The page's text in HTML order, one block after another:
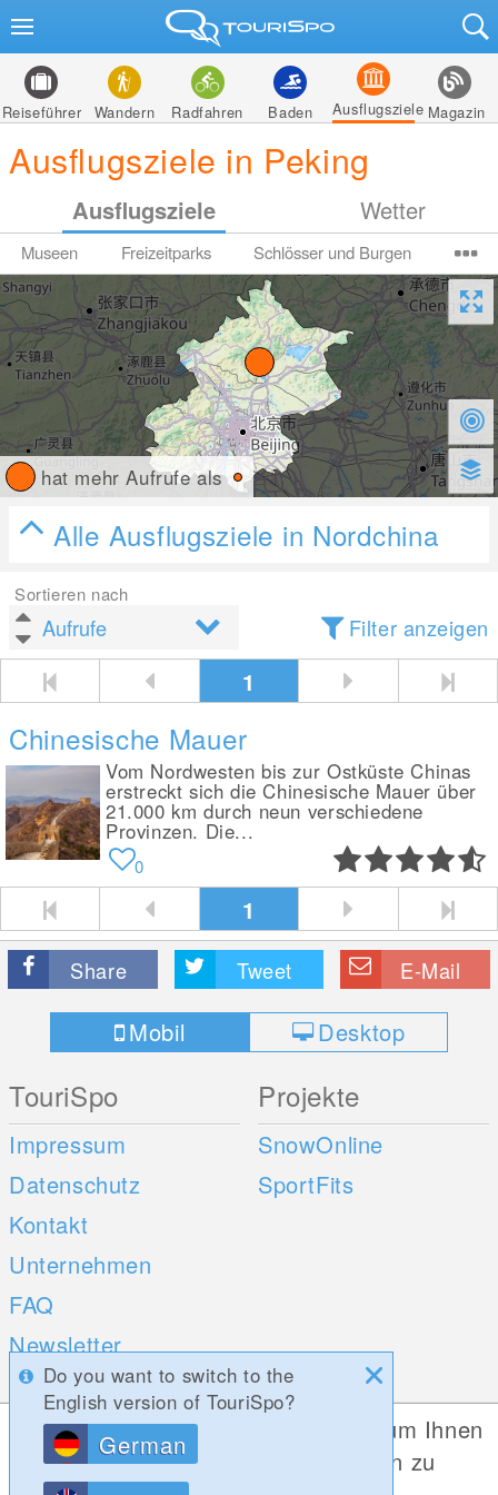
Reiseführer Wandern Radfahren Baden Ausflugsziele Magazin
Ausflugsziele in Peking
Ausflugsziele Wetter
Museen Freizeitparks Schlösser und Burgen
hat mehr Aufrufe als
Alle Ausflugsziele in Nordchina
Sortieren nach
Filter anzeigen
1
Chinesische Mauer
Vom Nordwesten bis zur Ostküste Chinas
erstreckt sich die Chinesische Mauer über
21.000 km durch neun verschiedene
Provinzen. Die...
0
1
Share Tweet E-Mail
Mobil Desktop
TouriSpo
Impressum
Datenschutz
Kontakt
Unternehmen
FAQ
Newsletter
Umfragen
Projekte
SnowOnline
SportFits
Mobile Apps Social Web
Do you want to switch to the
English version of TouriSpo?
German
Diese Website verwendet Cookies, um Ihnen
die bestmögliche Funktionalität bieten zu